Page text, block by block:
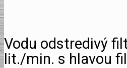
Vodu odstredivý
lit./min. s hlavou